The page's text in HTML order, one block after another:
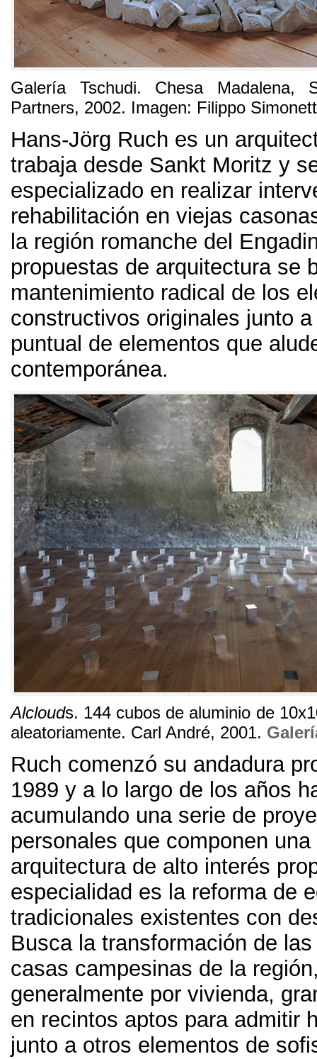
Galería Tschudi. Chesa Madalena,
Partners, 2002. Imagen: Filippo
Hans-Jörg Ruch es un
trabaja desde Sankt Moritz y
especializado en realizar
rehabilitación en viejas
la región romanche del
propuestas de arquitectura se
mantenimiento radical de los
constructivos originales junto
puntual de elementos que
contemporánea.
Alclouds. 144 cubos de aluminio de
aleatoriamente. Carl André, 2001.
Ruch comenzó su andadura
1989 y a lo largo de los años
acumulando una serie de
personales que componen
arquitectura de alto interés
especialidad es la reforma de
tradicionales existentes con
Busca la transformación de
casas campesinas de la región
generalmente por vivienda,
en recintos aptos para admitir
junto a otros elementos de